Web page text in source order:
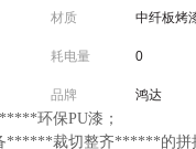
材质 中纤板烤
耗电量 0
品牌 鸿达
环保PU漆；
******裁切整齐******的